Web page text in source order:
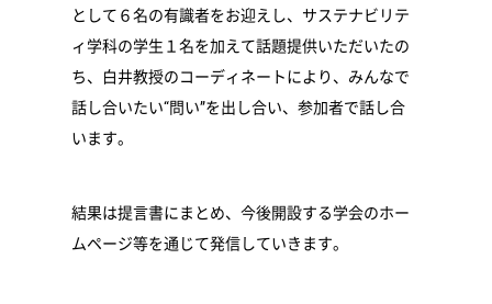
として６名の有識者をお迎えし、サステナビリテ
ィ学科の学生１名を加えて話題提供いただいたの
ち、白井教授のコーディネートにより、みんなで
話し合いたい“問い”を出し合い、参加者で話し合
います。
結果は提言書にまとめ、今後開設する学会のホー
ムページ等を通じて発信していきます。